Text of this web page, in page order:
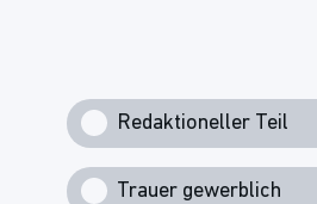
Redaktioneller Teil
Trauer gewerblich